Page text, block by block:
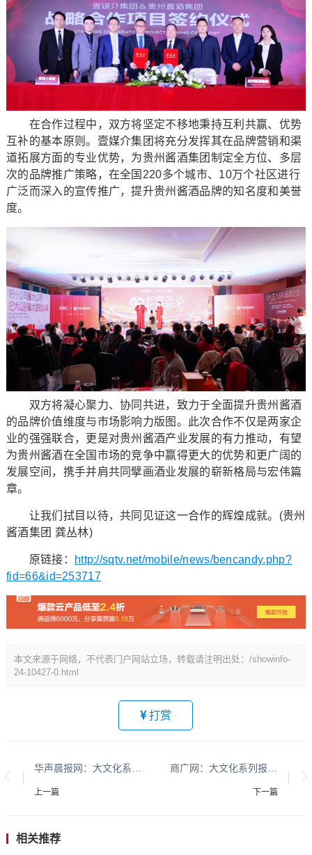
在合作过程中，双方将坚定不移地秉持互利共赢、优势
互补的基本原则。壹媒介集团将充分发挥其在品牌营销和渠
道拓展方面的专业优势，为贵州酱酒集团制定全方位、多层
次的品牌推广策略，在全国220多个城市、10万个社区进行
广泛而深入的宣传推广，提升贵州酱酒品牌的知名度和美誉
度。
双方将凝心聚力、协同共进，致力于全面提升贵州酱酒
的品牌价值维度与市场影响力版图。此次合作不仅是两家企
业的强强联合，更是对贵州酱酒产业发展的有力推动，有望
为贵州酱酒在全国市场的竞争中赢得更大的优势和更广阔的
发展空间，携手并肩共同擘画酒业发展的崭新格局与宏伟篇
章。
让我们拭目以待，共同见证这一合作的辉煌成就。(贵州
酱酒集团 龚丛林)
原链接：
http://sqtv.net/mobile/news/bencandy.php?
fid=66&id=253717
本文来源于网络，不代表门户网站立场，转载请注明出处：/showinfo-
24-10427-0.html
打赏
上一篇 下一篇
相关推荐